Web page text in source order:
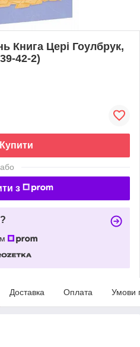
Книга Цері Гоулбрук,
42-2)
Купити
або
з
Доставка Оплата Умови